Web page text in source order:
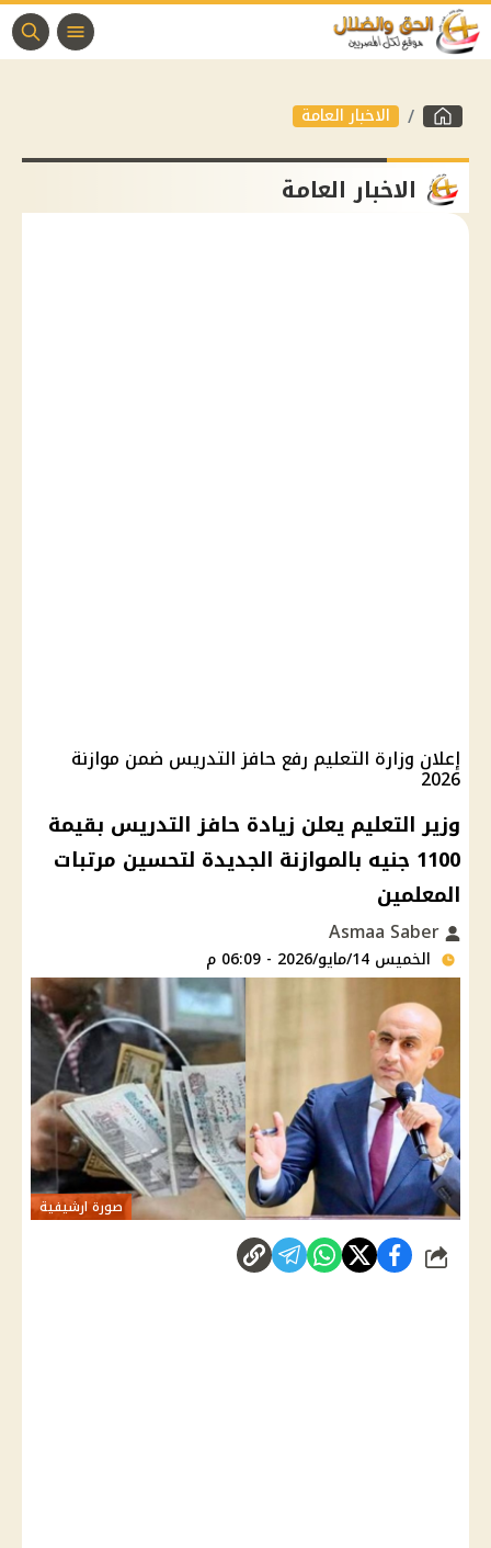
الاخبار العامة
الاخبار العامة
إعلان وزارة التعليم رفع حافز التدريس ضمن موازنة
2026
وزير التعليم يعلن زيادة حافز التدريس بقيمة
1100 جنيه بالموازنة الجديدة لتحسين مرتبات
المعلمين
الخميس 14/مايو/2026 - 06:09 م
صورة ارشيفية
شارك